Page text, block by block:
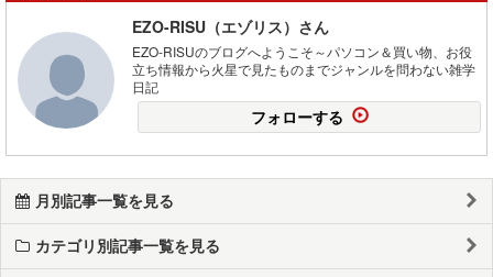
EZO-RISU（エゾリス）さん
EZO-RISUのブログへようこそ～パソコン＆買い物、お役
立ち情報から火星で見たものまでジャンルを問わない雑学
日記
フォローする
月別記事一覧を見る
カテゴリ別記事一覧を見る